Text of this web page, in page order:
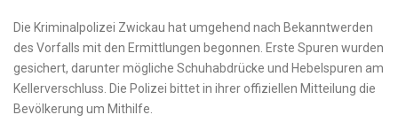
Die Kriminalpolizei Zwickau hat umgehend nach Bekanntwerden
des Vorfalls mit den Ermittlungen begonnen. Erste Spuren wurden
gesichert, darunter mögliche Schuhabdrücke und Hebelspuren am
Kellerverschluss. Die Polizei bittet in ihrer offiziellen Mitteilung die
Bevölkerung um Mithilfe.